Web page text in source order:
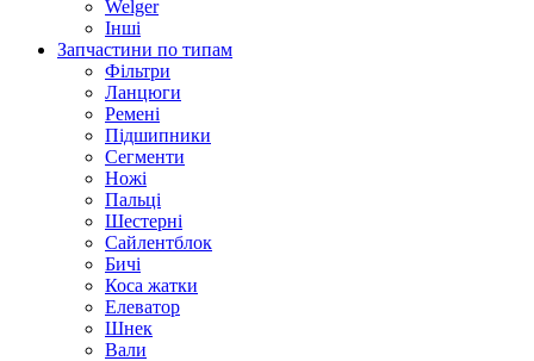
Welger
Інші
Запчастини по типам
Фільтри
Ланцюги
Ремені
Підшипники
Сегменти
Ножі
Пальці
Шестерні
Сайлентблок
Бичі
Коса жатки
Елеватор
Шнек
Вали